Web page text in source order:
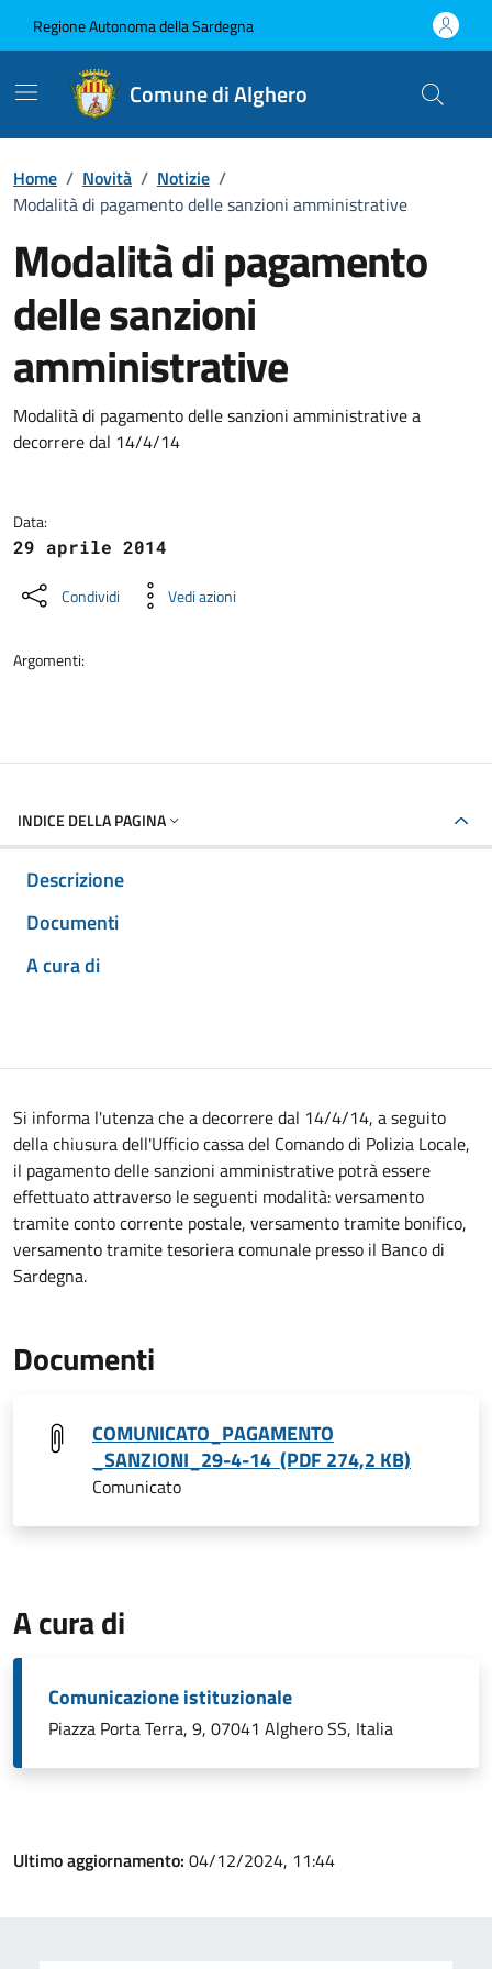
Regione Autonoma della Sardegna
Comune di Alghero
Home / Novità / Notizie /
Modalità di pagamento delle sanzioni amministrative
Modalità di pagamento
delle sanzioni
amministrative
Dettagli della notizia
Modalità di pagamento delle sanzioni amministrative a
decorrere dal 14/4/14
Data:
29 aprile 2014
Condividi Vedi azioni
Argomenti:
INDICE DELLA PAGINA
Descrizione
Documenti
A cura di
Si informa l'utenza che a decorrere dal 14/4/14, a seguito
della chiusura dell'Ufficio cassa del Comando di Polizia Locale,
il pagamento delle sanzioni amministrative potrà essere
effettuato attraverso le seguenti modalità: versamento
tramite conto corrente postale, versamento tramite bonifico,
versamento tramite tesoriera comunale presso il Banco di
Sardegna.
Documenti
COMUNICATO_PAGAMENTO
_SANZIONI_29-4-14 (PDF 274,2 KB)
Comunicato
A cura di
Comunicazione istituzionale
Piazza Porta Terra, 9, 07041 Alghero SS, Italia
Ultimo aggiornamento: 04/12/2024, 11:44